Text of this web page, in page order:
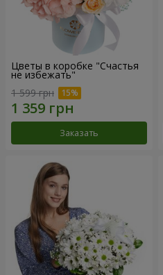
Цветы в коробке "Счастья
не избежать"
1 599 грн
Заказать